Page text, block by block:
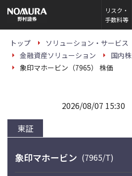
の
ー
リスク・
手数料等
トップ
ソリューション・サービス
金融資産ソリューション
国内
象印マホービン（7965） 株価
東証
2026/08/07 15:30
象印マホービン (7965/T)